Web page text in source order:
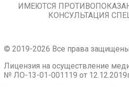
ИМЕЮТСЯ
КОНСУЛЬТАЦИЯ
© 2019-2026 Все права защищены
Лицензия на осуществление
№ ЛО-13-01-001119 от